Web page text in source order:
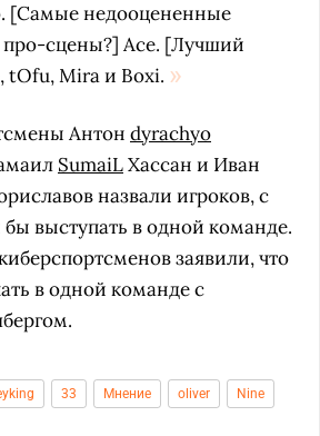
[Самые недооцененные
про-сцены?] Ace. [Лучший
tOfu, Mira и Boxi.
Антон dyrachyo
SumaiLХассан и Иван
назвали игроков, с
выступать в одной команде.
заявили, что
в одной команде с
33 Мнение oliver Nine